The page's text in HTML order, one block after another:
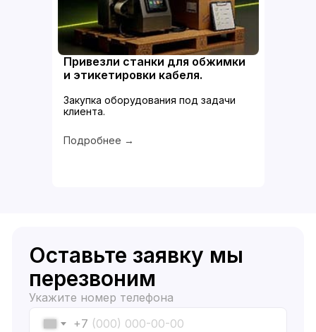
Привезли станки для обжимки
и этикетировки кабеля.
Закупка оборудования под задачи
клиента.
Подробнее →
Оставьте заявку мы
перезвоним
Укажите номер телефона
+7